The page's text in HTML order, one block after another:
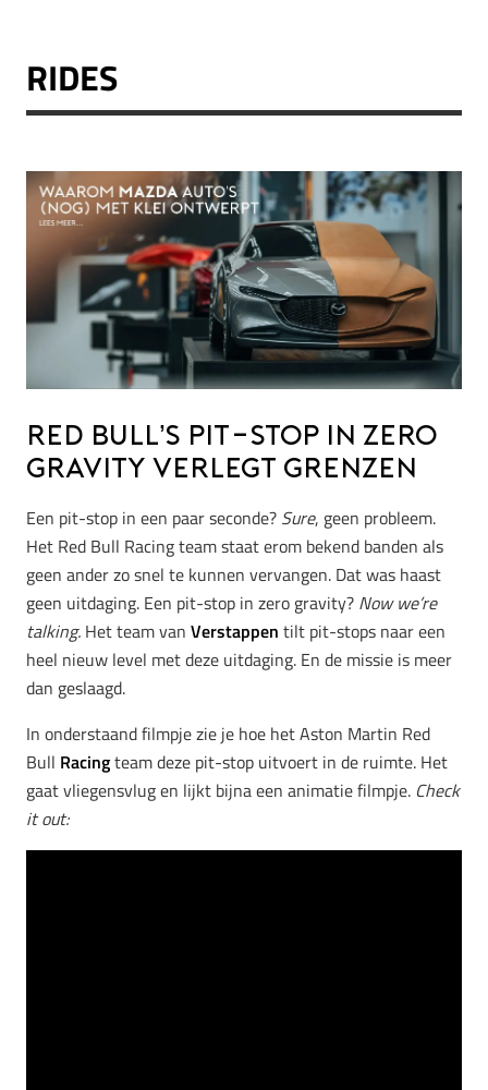
RIDES
Red Bull’s pit-stop in Zero
Gravity verlegt grenzen
Een pit-stop in een paar seconde? Sure, geen probleem.
Het Red Bull Racing team staat erom bekend banden als
geen ander zo snel te kunnen vervangen. Dat was haast
geen uitdaging. Een pit-stop in zero gravity? Now we’re
talking. Het team van Verstappen tilt pit-stops naar een
heel nieuw level met deze uitdaging. En de missie is meer
dan geslaagd.
In onderstaand filmpje zie je hoe het Aston Martin Red
Bull Racingteam deze pit-stop uitvoert in de ruimte. Het
gaat vliegensvlug en lijkt bijna een animatie filmpje. Check
it out: